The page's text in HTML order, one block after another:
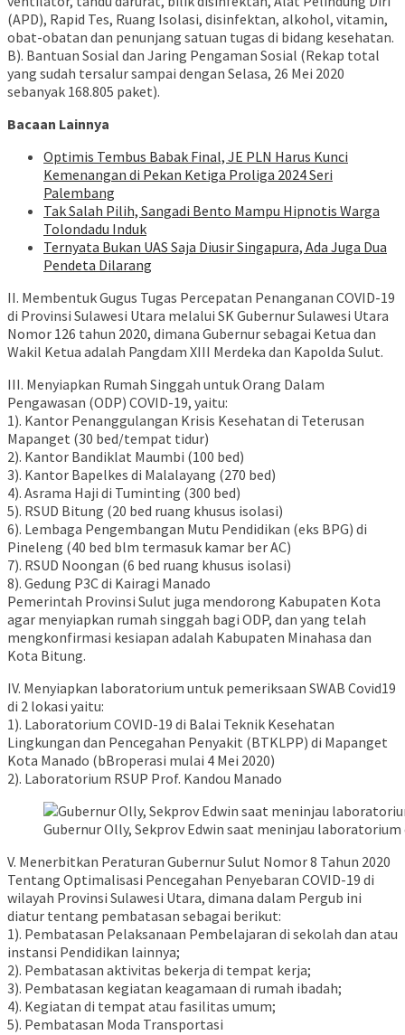
(APD), Rapid Tes, Ruang Isolasi, disinfektan, alkohol, vitamin,
obat-obatan dan penunjang satuan tugas di bidang kesehatan.
B). Bantuan Sosial dan Jaring Pengaman Sosial (Rekap total
yang sudah tersalur sampai dengan Selasa, 26 Mei 2020
sebanyak 168.805 paket).
Bacaan Lainnya
Optimis Tembus Babak Final, JE PLN Harus Kunci
Kemenangan di Pekan Ketiga Proliga 2024 Seri
Palembang
Tak Salah Pilih, Sangadi Bento Mampu Hipnotis Warga
Tolondadu Induk
Ternyata Bukan UAS Saja Diusir Singapura, Ada Juga Dua
Pendeta Dilarang
II. Membentuk Gugus Tugas Percepatan Penanganan COVID-19
di Provinsi Sulawesi Utara melalui SK Gubernur Sulawesi Utara
Nomor 126 tahun 2020, dimana Gubernur sebagai Ketua dan
Wakil Ketua adalah Pangdam XIII Merdeka dan Kapolda Sulut.
III. Menyiapkan Rumah Singgah untuk Orang Dalam
Pengawasan (ODP) COVID-19, yaitu:
1). Kantor Penanggulangan Krisis Kesehatan di Teterusan
Mapanget (30 bed/tempat tidur)
2). Kantor Bandiklat Maumbi (100 bed)
3). Kantor Bapelkes di Malalayang (270 bed)
4). Asrama Haji di Tuminting (300 bed)
5). RSUD Bitung (20 bed ruang khusus isolasi)
6). Lembaga Pengembangan Mutu Pendidikan (eks BPG) di
Pineleng (40 bed blm termasuk kamar ber AC)
7). RSUD Noongan (6 bed ruang khusus isolasi)
8). Gedung P3C di Kairagi Manado
Pemerintah Provinsi Sulut juga mendorong Kabupaten Kota
agar menyiapkan rumah singgah bagi ODP, dan yang telah
mengkonfirmasi kesiapan adalah Kabupaten Minahasa dan
Kota Bitung.
IV. Menyiapkan laboratorium untuk pemeriksaan SWAB Covid19
di 2 lokasi yaitu:
1). Laboratorium COVID-19 di Balai Teknik Kesehatan
Lingkungan dan Pencegahan Penyakit (BTKLPP) di Mapanget
Kota Manado (bBroperasi mulai 4 Mei 2020)
2). Laboratorium RSUP Prof. Kandou Manado
Gubernur Olly, Sekprov Edwin saat meninjau laboratorium
V. Menerbitkan Peraturan Gubernur Sulut Nomor 8 Tahun 2020
Tentang Optimalisasi Pencegahan Penyebaran COVID-19 di
wilayah Provinsi Sulawesi Utara, dimana dalam Pergub ini
diatur tentang pembatasan sebagai berikut:
1). Pembatasan Pelaksanaan Pembelajaran di sekolah dan atau
instansi Pendidikan lainnya;
2). Pembatasan aktivitas bekerja di tempat kerja;
3). Pembatasan kegiatan keagamaan di rumah ibadah;
4). Kegiatan di tempat atau fasilitas umum;
5). Pembatasan Moda Transportasi